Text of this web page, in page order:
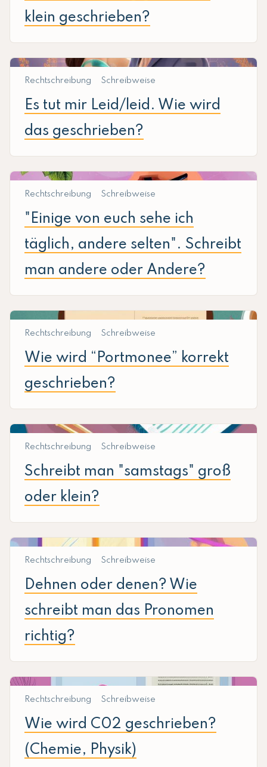
klein geschrieben?
Rechtschreibung Schreibweise
Es tut mir Leid/leid. Wie wird
das geschrieben?
Rechtschreibung Schreibweise
"Einige von euch sehe ich
täglich, andere selten". Schreibt
man andere oder Andere?
Rechtschreibung Schreibweise
Wie wird “Portmonee” korrekt
geschrieben?
Rechtschreibung Schreibweise
Schreibt man "samstags" groß
oder klein?
Rechtschreibung Schreibweise
Dehnen oder denen? Wie
schreibt man das Pronomen
richtig?
Rechtschreibung Schreibweise
Wie wird C02 geschrieben?
(Chemie, Physik)